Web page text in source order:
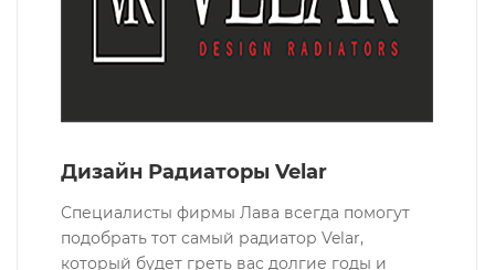
Дизайн Радиаторы Velar
Специалисты фирмы Лава всегда помогут
подобрать тот самый радиатор Velar,
который будет греть вас долгие годы и